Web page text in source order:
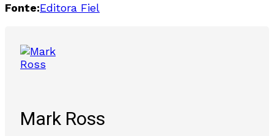
Fonte:Editora Fiel
Mark Ross